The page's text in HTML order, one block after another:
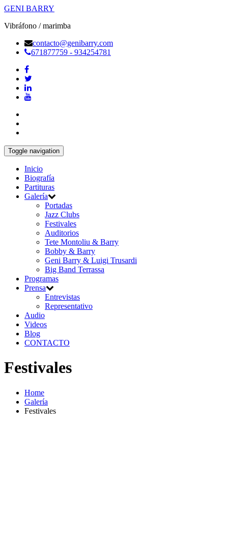
GENI BARRY
Vibráfono / marimba
contacto@genibarry.com
671877759 - 934254781
Toggle navigation
Inicio
Biografía
Partituras
Galería
Portadas
Jazz Clubs
Festivales
Auditorios
Tete Montoliu & Barry
Bobby & Barry
Geni Barry & Luigi Trusardi
Big Band Terrassa
Programas
Prensa
Entrevistas
Representativo
Audio
Videos
Blog
CONTACTO
Festivales
Home
Galería
Festivales